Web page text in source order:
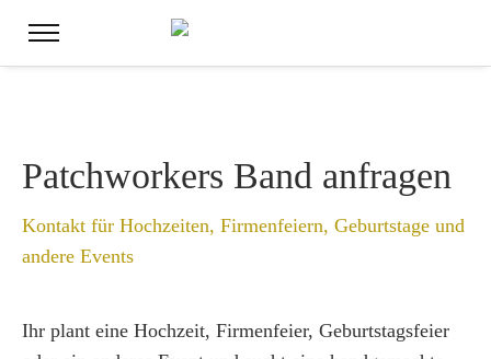
Patchworkers Band anfragen
Kontakt für Hochzeiten, Firmenfeiern, Geburtstage und
andere Events
Ihr plant eine Hochzeit, Firmenfeier, Geburtstagsfeier